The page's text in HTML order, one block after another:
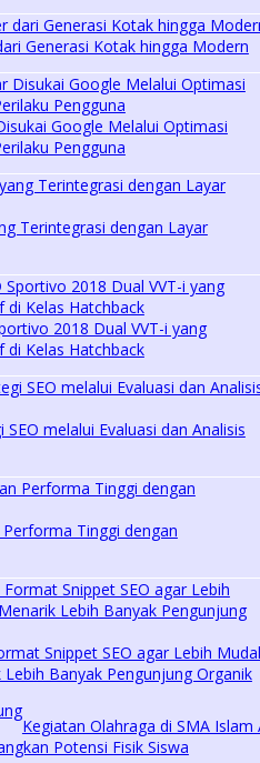
Generasi Kotak hingga Modern
Google Melalui Optimasi
Pengguna
Terintegrasi dengan Layar
2018 Dual VVT-i yang
Kelas Hatchback
melalui Evaluasi dan Analisis
Tinggi dengan
Snippet SEO agar Lebih
Banyak Pengunjung Organik
Kegiatan Olahraga di SMA Islam
Potensi Fisik Siswa